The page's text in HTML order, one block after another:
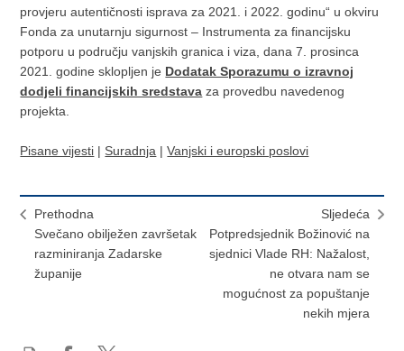
provjeru autentičnosti isprava za 2021. i 2022. godinu“ u okviru
Fonda za unutarnju sigurnost – Instrumenta za financijsku
potporu u području vanjskih granica i viza, dana 7. prosinca
2021. godine sklopljen je Dodatak Sporazumu o izravnoj
dodjeli financijskih sredstava za provedbu navedenog
projekta.
Pisane vijesti | Suradnja |Vanjski i europski poslovi
Prethodna
Svečano obilježen završetak
razminiranja Zadarske
županije
Sljedeća
Potpredsjednik Božinović na
sjednici Vlade RH: Nažalost,
ne otvara nam se
mogućnost za popuštanje
nekih mjera